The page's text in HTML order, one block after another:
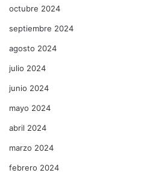
octubre 2024
septiembre 2024
agosto 2024
julio 2024
junio 2024
mayo 2024
abril 2024
marzo 2024
febrero 2024